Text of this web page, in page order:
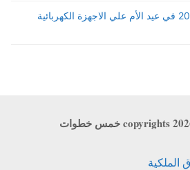
تخفيضات كارفور مارس 2026 في عيد الأم علي الاجهزة الكهربائية